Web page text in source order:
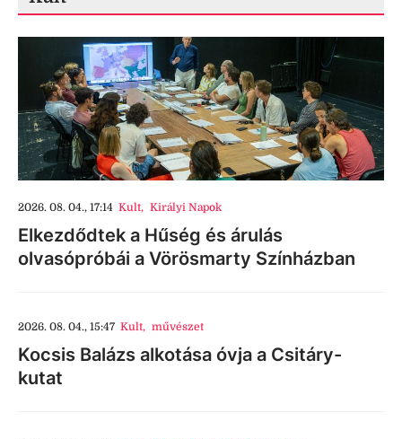
2026. 08. 04., 17:14 Kult, Királyi Napok
Elkezdődtek a Hűség és árulás
olvasópróbái a Vörösmarty Színházban
2026. 08. 04., 15:47 Kult, művészet
Kocsis Balázs alkotása óvja a Csitáry-
kutat